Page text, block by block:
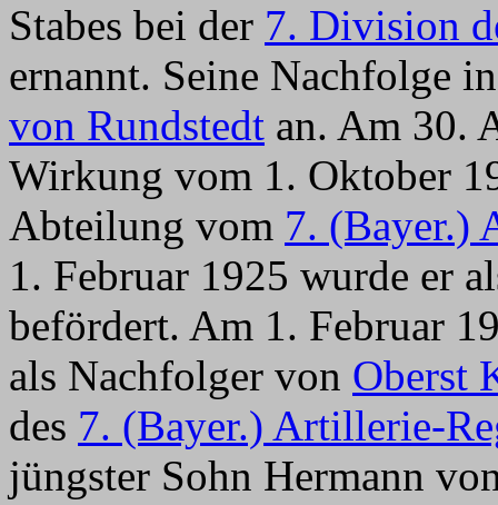
Stabes bei der 7. Division
ernannt. Seine Nachfolge
von Rundstedt an. Am 30.
Wirkung vom 1. Oktober
Abteilung vom 7. (Bayer.)
1. Februar 1925 wurde er
befördert. Am 1. Februar
als Nachfolger von Oberst
des 7. (Bayer.) Artillerie-
jüngster Sohn Hermann